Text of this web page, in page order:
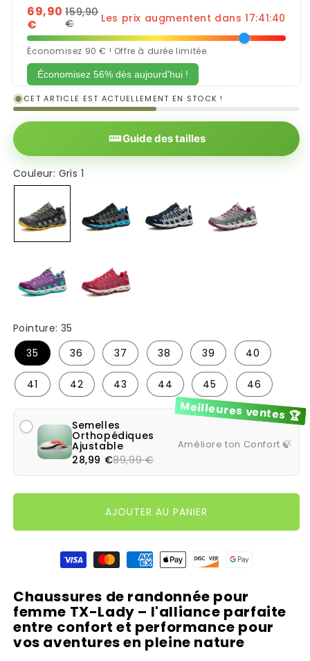
69,90
€
159,90
€
Les prix augmentent dans 17:41:39
Économisez 90 € ! Offre à durée limitée.
Économisez 56% dès aujourd'hui !
CET ARTICLE EST ACTUELLEMENT EN STOCK !
Guide des tailles
Couleur: Gris 1
Gris 1 Noir bleu Bleu Gris 2
Violet Rose
Pointure: 35
35
36 37 38 39 40
41 42 43 44 45 46
Meilleures ventes 🏆
Semelles
Orthopédiques
Ajustable
28,99 €89,99 €
Améliore ton Confort 🍃
AJOUTER AU PANIER
Moyens de paiement
Chaussures de randonnée pour
femme TX-Lady – l'alliance parfaite
entre confort et performance pour
vos aventures en pleine nature